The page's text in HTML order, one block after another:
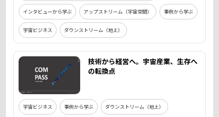
インタビューから学ぶ アップストリーム（宇宙空間） 事例から学ぶ
宇宙ビジネス ダウンストリーム（地上）
技術から経営へ。宇宙産業、生存へ
の転換点
宇宙ビジネス 事例から学ぶ ダウンストリーム（地上）